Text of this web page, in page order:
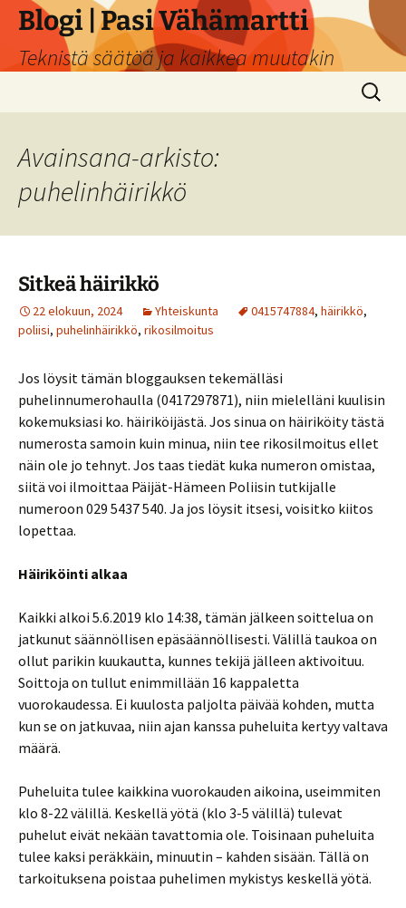
Siirry
sisältöön
Blogi | Pasi Vähämartti
Teknistä säätöä ja kaikkea muutakin
Haku:
Avainsana-arkisto:
puhelinhäirikkö
Sitkeä häirikkö
22 elokuun, 2024 Yhteiskunta 0415747884, häirikkö,
poliisi, puhelinhäirikkö, rikosilmoitus
Jos löysit tämän bloggauksen tekemälläsi
puhelinnumerohaulla (0417297871), niin mielelläni kuulisin
kokemuksiasi ko. häiriköijästä. Jos sinua on häiriköity tästä
numerosta samoin kuin minua, niin tee rikosilmoitus ellet
näin ole jo tehnyt. Jos taas tiedät kuka numeron omistaa,
siitä voi ilmoittaa Päijät-Hämeen Poliisin tutkijalle
numeroon 029 5437 540. Ja jos löysit itsesi, voisitko kiitos
lopettaa.
Häiriköinti alkaa
Kaikki alkoi 5.6.2019 klo 14:38, tämän jälkeen soittelua on
jatkunut säännöllisen epäsäännöllisesti. Välillä taukoa on
ollut parikin kuukautta, kunnes tekijä jälleen aktivoituu.
Soittoja on tullut enimmillään 16 kappaletta
vuorokaudessa. Ei kuulosta paljolta päivää kohden, mutta
kun se on jatkuvaa, niin ajan kanssa puheluita kertyy valtava
määrä.
Puheluita tulee kaikkina vuorokauden aikoina, useimmiten
klo 8-22 välillä. Keskellä yötä (klo 3-5 välillä) tulevat
puhelut eivät nekään tavattomia ole. Toisinaan puheluita
tulee kaksi peräkkäin, minuutin – kahden sisään. Tällä on
tarkoituksena poistaa puhelimen mykistys keskellä yötä.